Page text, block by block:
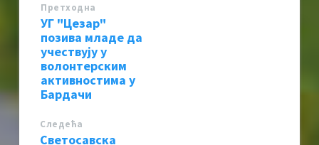
Претходна
УГ "Цезар"
позива младе да
учествују у
волонтерским
активностима у
Бардачи
Следећa
Светосавска